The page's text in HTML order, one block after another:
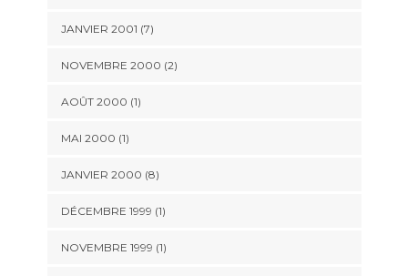
JANVIER 2001 (7)
NOVEMBRE 2000 (2)
AOÛT 2000 (1)
MAI 2000 (1)
JANVIER 2000 (8)
DÉCEMBRE 1999 (1)
NOVEMBRE 1999 (1)